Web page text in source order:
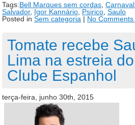
Tags:Bell Marques sem cordas
Salvador, Igor Kannário Psirico Saulo
Posted in Sem categoria | No Comments
Tomate recebe
Lima na estreia do
Clube Espanhol
terça-feira, junho 30th, 2015